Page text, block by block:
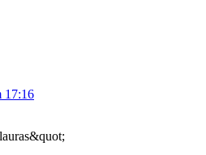
17:16